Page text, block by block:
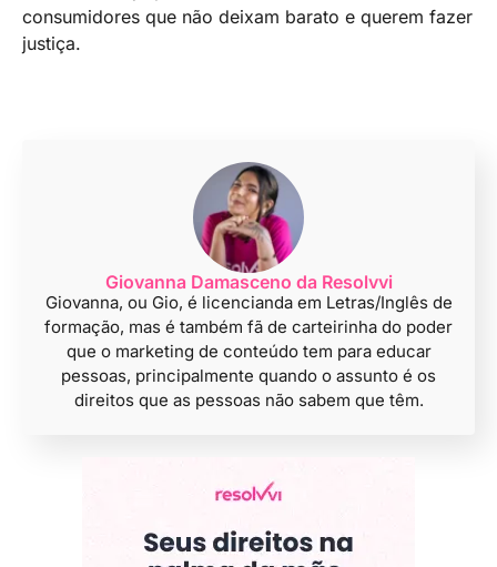
consumidores que não deixam barato e querem fazer
justiça.
Giovanna Damasceno da Resolvvi
Giovanna, ou Gio, é licencianda em Letras/Inglês de
formação, mas é também fã de carteirinha do poder
que o marketing de conteúdo tem para educar
pessoas, principalmente quando o assunto é os
direitos que as pessoas não sabem que têm.